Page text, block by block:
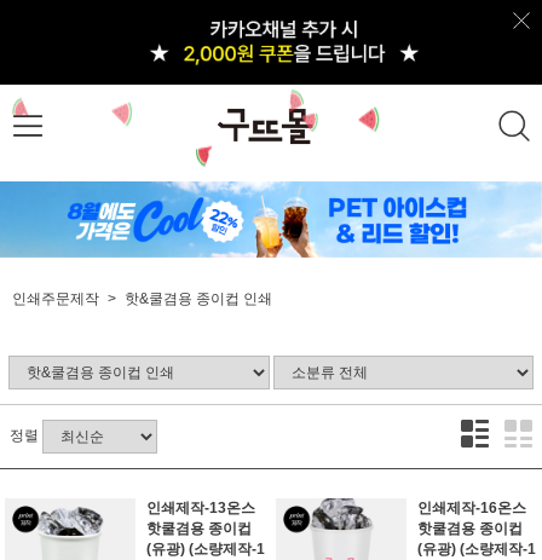
인쇄주문제작 핫&쿨겸용 종이컵 인쇄
정렬
인쇄제작-13온스
핫쿨겸용 종이컵
(유광) (소량제작-1
인쇄제작-16온스
핫쿨겸용 종이컵
(유광) (소량제작-1